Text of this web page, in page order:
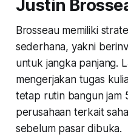
Justin
Brosseau memiliki
sederhana, yakni
untuk jangka panjang.
mengerjakan tugas
tetap rutin bangun jam
perusahaan terkait
sebelum pasar dibuka.